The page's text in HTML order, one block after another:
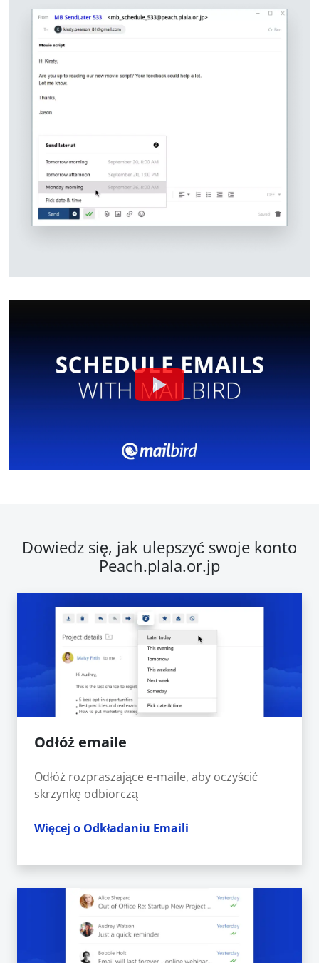
Dowiedz się, jak ulepszyć swoje konto
Peach.plala.or.jp
Odłóż emaile
Odłóż rozpraszające e-maile, aby oczyścić
skrzynkę odbiorczą
Więcej o Odkładaniu Emaili